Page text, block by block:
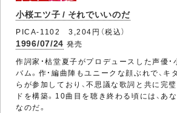
小桜エツ子 / それでいいのだ
PICA-1102 3,204円（税込）
1996/07/24 発売
作詞家・枯堂夏子がプロデュースした声優
バム。作・編曲陣もユニークな顔ぶれで、キ
らが参加しており、不思議な歌詞と共に完
ドを構築。10曲目を聴き終わる頃には、あ
なのだ。